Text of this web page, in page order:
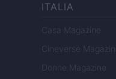
ITALIA
Casa Magazine
Cineverse Magazine
Donne Magazine